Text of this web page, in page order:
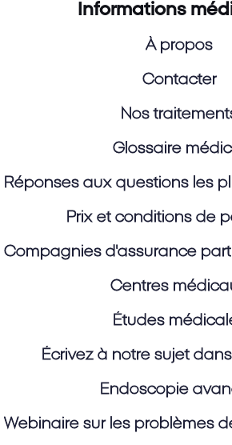
Informations
À propos
Contacter
Nos
Glossaire
Réponses aux questions les
Prix et conditions de
Compagnies d'assurance
Centres
Études
Écrivez à notre sujet
Endoscopie
Webinaire sur les problèmes